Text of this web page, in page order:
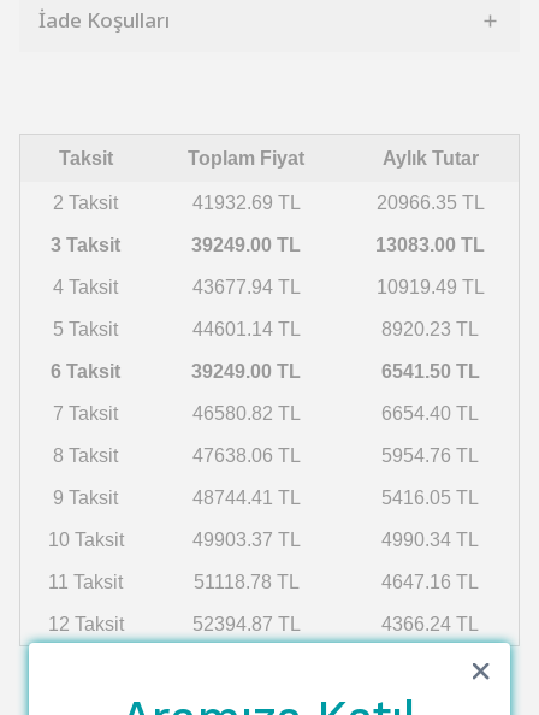
İade Koşulları
Taksit Toplam Fiyat Aylık Tutar
2 Taksit 41932.69 TL 20966.35 TL
3 Taksit 39249.00 TL 13083.00 TL
4 Taksit 43677.94 TL 10919.49 TL
5 Taksit 44601.14 TL 8920.23 TL
6 Taksit 39249.00 TL 6541.50 TL
7 Taksit 46580.82 TL 6654.40 TL
8 Taksit 47638.06 TL 5954.76 TL
9 Taksit 48744.41 TL 5416.05 TL
10 Taksit 49903.37 TL 4990.34 TL
11 Taksit 51118.78 TL 4647.16 TL
12 Taksit 52394.87 TL 4366.24 TL